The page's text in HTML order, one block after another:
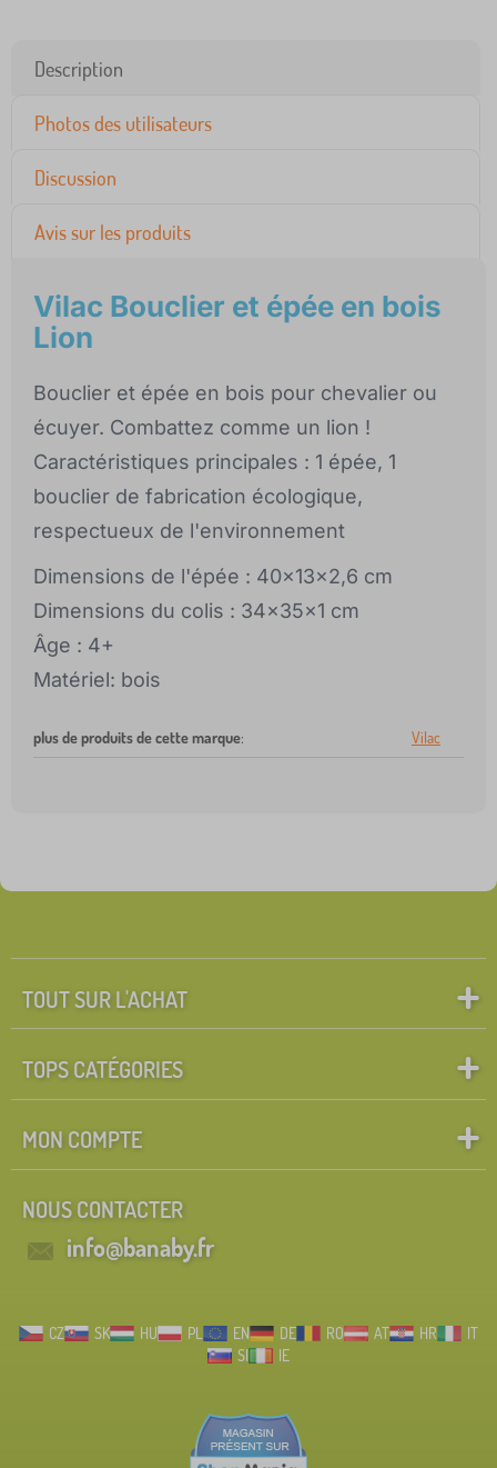
Description
Photos des utilisateurs
Discussion
Avis sur les produits
Vilac Bouclier et épée en bois
Lion
Bouclier et épée en bois pour chevalier ou
écuyer. Combattez comme un lion !
Caractéristiques principales : 1 épée, 1
bouclier de fabrication écologique,
respectueux de l'environnement
Dimensions de l'épée : 40x13x2,6 cm
Dimensions du colis : 34x35x1 cm
Âge : 4+
Matériel: bois
plus de produits de cette marque: Vilac
TOUT SUR L'ACHAT
TOPS CATÉGORIES
MON COMPTE
NOUS CONTACTER
info@banaby.fr
CZ SK HU PL EN DE RO AT HR
IT
SI
IE